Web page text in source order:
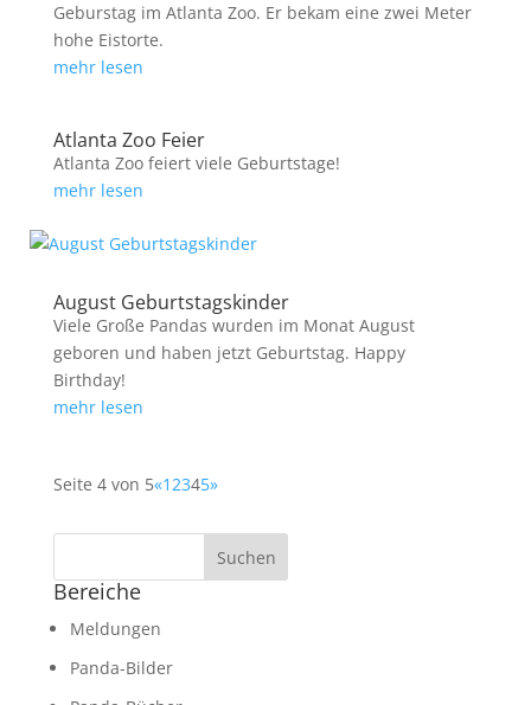
Geburstag im Atlanta Zoo. Er bekam eine zwei Meter
hohe Eistorte.
mehr lesen
Atlanta Zoo Feier
Atlanta Zoo feiert viele Geburtstage!
mehr lesen
August Geburtstagskinder
Viele Große Pandas wurden im Monat August
geboren und haben jetzt Geburtstag. Happy
Birthday!
mehr lesen
Seite 4 von 5«12345»
Bereiche
Meldungen
Panda-Bilder